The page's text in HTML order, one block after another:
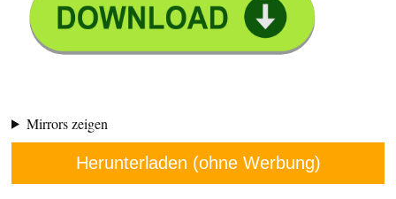
Mirrors zeigen
Herunterladen (ohne Werbung)